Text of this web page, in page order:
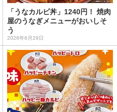
「うなカルビ丼」1240円！ 焼肉
屋のうなぎメニューがおいしそ
う
2026年6月29日